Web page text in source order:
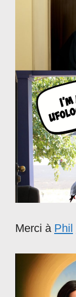
Merci à Phil